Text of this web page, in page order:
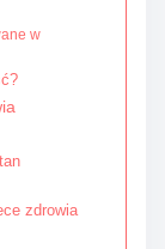
w
zdrowia